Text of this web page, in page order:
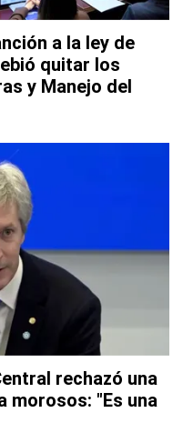
a la ley de
quitar los
y Manejo del
rechazó una
morosos: "Es una